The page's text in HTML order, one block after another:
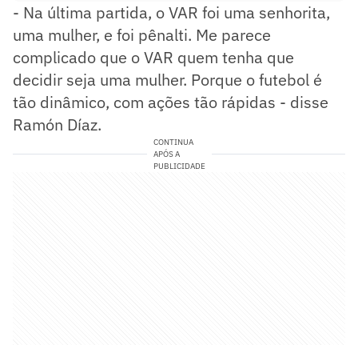
- Na última partida, o VAR foi uma senhorita,
uma mulher, e foi pênalti. Me parece
complicado que o VAR quem tenha que
decidir seja uma mulher. Porque o futebol é
tão dinâmico, com ações tão rápidas - disse
Ramón Díaz.
CONTINUA
APÓS A
PUBLICIDADE